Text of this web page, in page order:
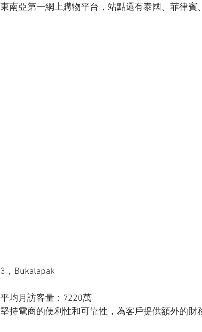
東南亞第一網上購物平台，站點還有泰國、菲律賓
3，Bukalapak
平均月訪客量：7220萬
堅持電商的便利性和可靠性，為客戶提供額外的財